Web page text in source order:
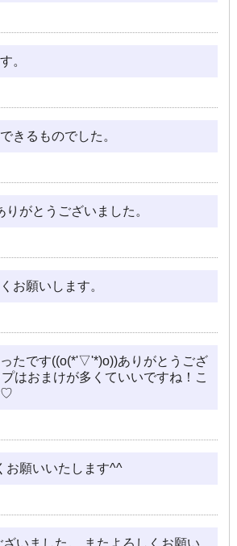
。
きるものでした。
がとうございました。
お願いします。
たです((o(*'▽'*)o))ありがとうござ
はおまけが多くていいですね！こ
♡
お願いいたします^^
いました。 またよろしくお願い